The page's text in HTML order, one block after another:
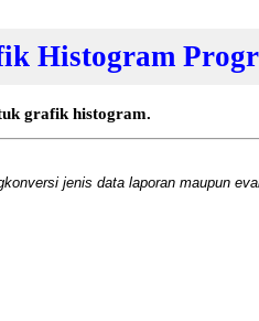
Histogram
grafik histogram.
jenis data laporan maupun